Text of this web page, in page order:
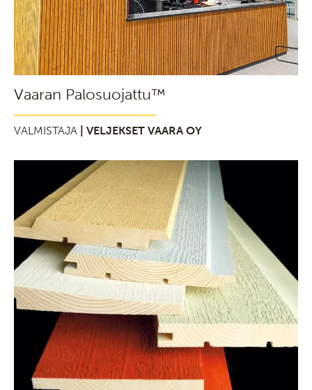
Vaaran Palosuojattu™
VALMISTAJA | VELJEKSET VAARA OY